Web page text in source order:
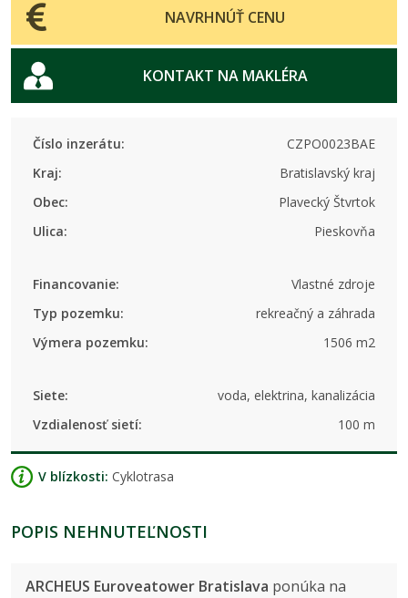
NAVRHNÚŤ CENU
KONTAKT NA MAKLÉRA
Číslo inzerátu:
CZPO0023BAE
Kraj:
Bratislavský kraj
Obec:
Plavecký Štvrtok
Ulica:
Pieskovňa
Financovanie:
Vlastné zdroje
Typ pozemku:
rekreačný a záhrada
Výmera pozemku:
1506 m2
Siete:
voda, elektrina, kanalizácia
Vzdialenosť sietí:
100 m
V blízkosti: Cyklotrasa
POPIS NEHNUTEĽNOSTI
ARCHEUS Euroveatower Bratislava ponúka na